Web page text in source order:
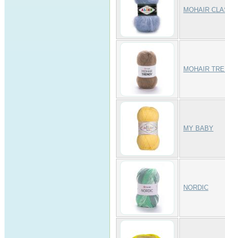
MOHAIR
MOHAIR
MY BABY
NORDIC